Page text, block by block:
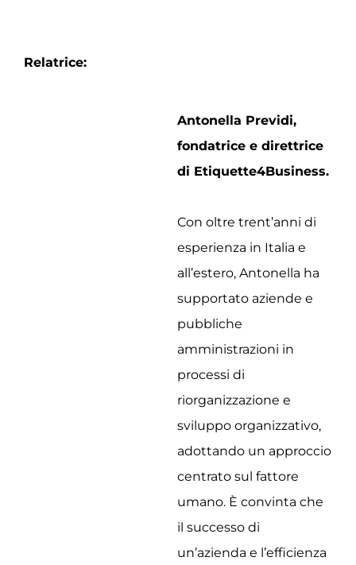
Relatrice:
Antonella Previdi,
fondatrice e direttrice
di Etiquette4Business.
Con oltre trent’anni di
esperienza in Italia e
all’estero, Antonella ha
supportato aziende e
pubbliche
amministrazioni in
processi di
riorganizzazione e
sviluppo organizzativo,
adottando un approccio
centrato sul fattore
umano. È convinta che
il successo di
un’azienda e l’efficienza